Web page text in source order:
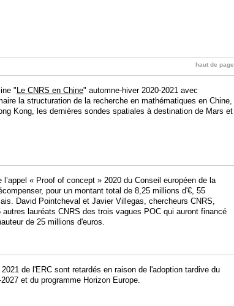
haut de page
"Le CNRS en Chine" automne-hiver 2020-2021 avec
la structuration de la recherche en mathématiques en Chine,
Kong, les dernières sondes spatiales à destination de Mars et
l’appel « Proof of concept » 2020 du Conseil européen de la
pour un montant total de 8,25 millions d'€, 55
David Pointcheval et Javier Villegas, chercheurs CNRS,
lauréats CNRS des trois vagues POC qui auront financé
de 25 millions d'euros.
de l'ERC sont retardés en raison de l'adoption tardive du
et du programme Horizon Europe.